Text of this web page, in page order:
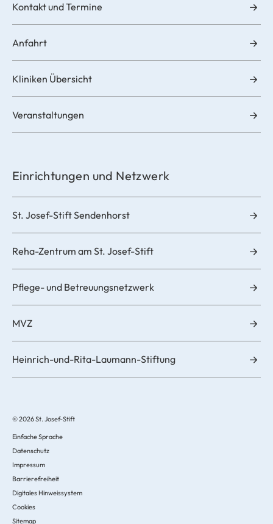
Kontakt und Termine
Anfahrt
Kliniken Übersicht
Veranstaltungen
Einrichtungen und Netzwerk
St. Josef-Stift Sendenhorst
Reha-Zentrum am St. Josef-Stift
Pflege- und Betreuungsnetzwerk
MVZ
Heinrich-und-Rita-Laumann-Stiftung
© 2026 St. Josef-Stift
Einfache Sprache
Datenschutz
Impressum
Barrierefreiheit
Digitales Hinweissystem
Cookies
Sitemap